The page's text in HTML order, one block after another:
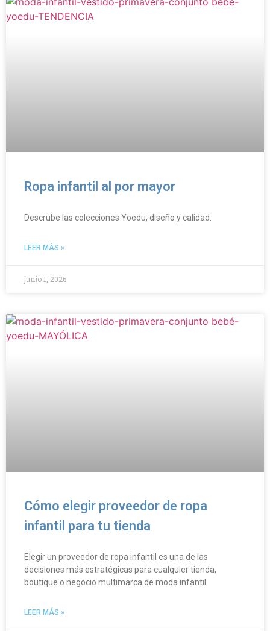
Ropa infantil al por mayor
Descrube las colecciones Yoedu, diseño y calidad.
LEER MÁS »
junio 1, 2026
Cómo elegir proveedor de ropa
infantil para tu tienda
Elegir un proveedor de ropa infantil es una de las
decisiones más estratégicas para cualquier tienda,
boutique o negocio multimarca de moda infantil.
LEER MÁS »